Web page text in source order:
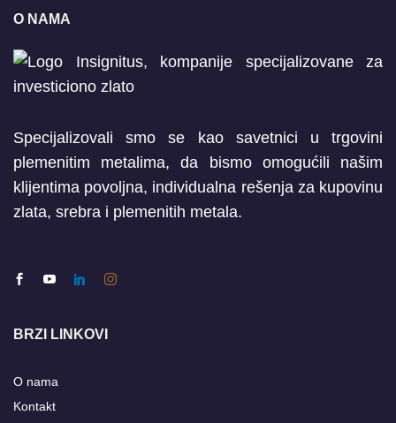
O NAMA
Specijalizovali smo se kao savetnici u trgovini
plemenitim metalima, da bismo omogućili našim
klijentima povoljna, individualna rešenja za kupovinu
zlata, srebra i plemenitih metala.
BRZI LINKOVI
O nama
Kontakt